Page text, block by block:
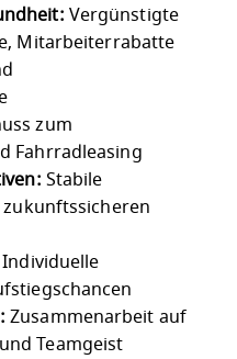
Vergünstigte
Mitarbeiterrabatte
zum
Fahrradleasing
Stabile
Individuelle
Zusammenarbeit auf
Teamgeist